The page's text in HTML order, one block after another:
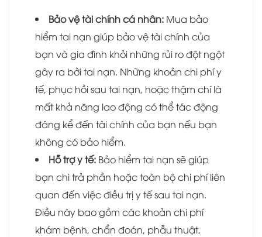
Bảo vệ tài chính cá nhân: Mua bảo
hiểm tai nạn giúp bảo vệ tài chính của
bạn và gia đình khỏi những rủi ro đột ngột
gây ra bởi tai nạn. Những khoản chi phí y
tế, phục hồi sau tai nạn, hoặc thậm chí là
mất khả năng lao động có thể tác động
đáng kể đến tài chính của bạn nếu bạn
không có bảo hiểm.
Hỗ trợ y tế: Bảo hiểm tai nạn sẽ giúp
bạn chi trả phần hoặc toàn bộ chi phí liên
quan đến việc điều trị y tế sau tai nạn.
Điều này bao gồm các khoản chi phí
khám bệnh, chẩn đoán, phẫu thuật,